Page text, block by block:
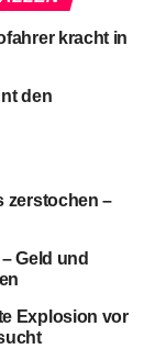
kracht in
den
zerstochen –
Geld und
Explosion vor